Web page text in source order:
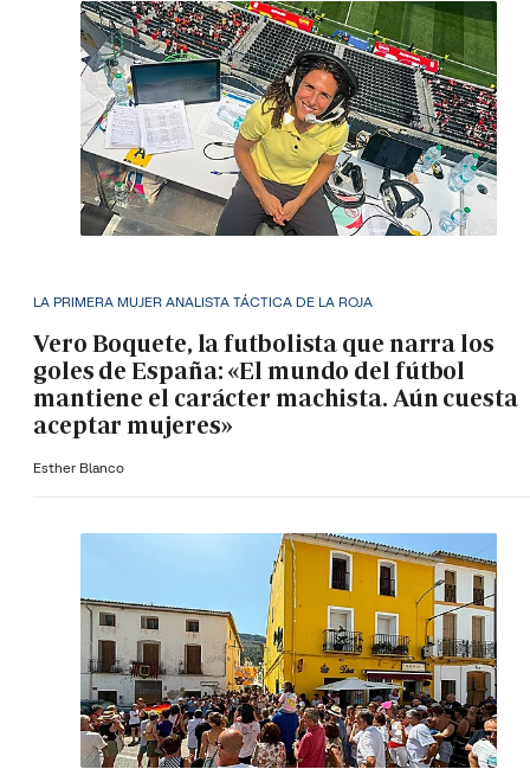
LA PRIMERA MUJER ANALISTA TÁCTICA DE LA ROJA
Vero Boquete, la futbolista que narra los
goles de España: «El mundo del fútbol
mantiene el carácter machista. Aún cuesta
aceptar mujeres»
Esther Blanco